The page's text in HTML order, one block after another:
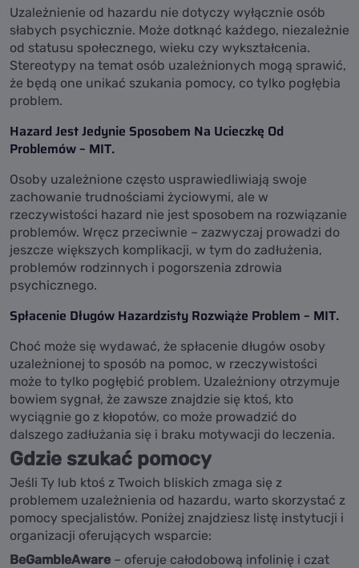
Uzależnienie od hazardu nie dotyczy wyłącznie osób
słabych psychicznie. Może dotknąć każdego, niezależnie
od statusu społecznego, wieku czy wykształcenia.
Stereotypy na temat osób uzależnionych mogą sprawić,
że będą one unikać szukania pomocy, co tylko pogłębia
problem.
Hazard Jest Jedynie Sposobem Na Ucieczkę Od
Problemów – MIT.
Osoby uzależnione często usprawiedliwiają swoje
zachowanie trudnościami życiowymi, ale w
rzeczywistości hazard nie jest sposobem na rozwiązanie
problemów. Wręcz przeciwnie – zazwyczaj prowadzi do
jeszcze większych komplikacji, w tym do zadłużenia,
problemów rodzinnych i pogorszenia zdrowia
psychicznego.
Spłacenie Długów Hazardzisty Rozwiąże Problem – MIT.
Choć może się wydawać, że spłacenie długów osoby
uzależnionej to sposób na pomoc, w rzeczywistości
może to tylko pogłębić problem. Uzależniony otrzymuje
bowiem sygnał, że zawsze znajdzie się ktoś, kto
wyciągnie go z kłopotów, co może prowadzić do
dalszego zadłużania się i braku motywacji do leczenia.
Gdzie szukać pomocy
Jeśli Ty lub ktoś z Twoich bliskich zmaga się z
problemem uzależnienia od hazardu, warto skorzystać z
pomocy specjalistów. Poniżej znajdziesz listę instytucji i
organizacji oferujących wsparcie:
BeGambleAware – oferuje całodobową infolinię i czat
Newslettera I Bonusów
Informacje o nowych loteriach i
turniejach
Informacje o bonusach dla nowych
kasyn
Ekskluzywne bonusy
Informacje o jackpotach w kasynie
Subskrybuj wiadomości
Subskrybuj
Potwierdzam, że wysyłając ten formularz akceptuję
Ogólne Warunki Handlowe i przyjmuję do wiadomości
następujące Zasady Przetwarzania Danych Osobowych